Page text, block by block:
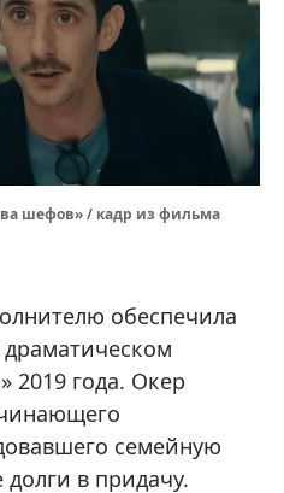
шефов» / кадр из фильма
обеспечила
2019 года. Окер
семейную
в придачу.